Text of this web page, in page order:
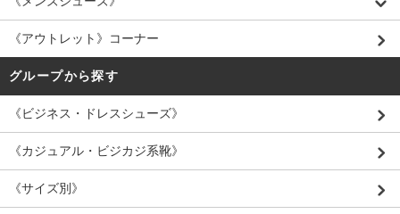
《アウトレット》コーナー
グループから探す
《ビジネス・ドレスシューズ》
《カジュアル・ビジカジ系靴》
《サイズ別》